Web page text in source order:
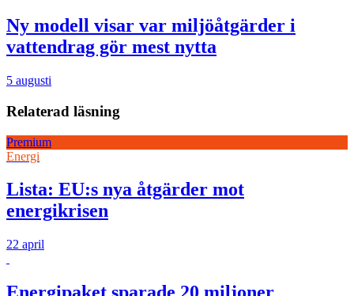
Ny modell visar var miljöåtgärder i
vattendrag gör mest nytta
5 augusti
Relaterad läsning
Premium
Energi
Lista: EU:s nya åtgärder mot
energikrisen
22 april